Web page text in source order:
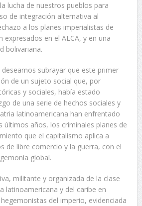
lucha de nuestros pueblos para
de integración alternativa al
a los planes imperialistas de
expresados en el ALCA, y en una
bolivariana.
subrayar que este primer
de un sujeto social que, por
y sociales, había estado
de una serie de hechos sociales y
latinoamericana han enfrentado
últimos años, los criminales planes de
que el capitalismo aplica a
de libre comercio y la guerra, con el
global.
militante y organizada de la clase
latinoamericana y del caribe en
del imperio, evidenciada